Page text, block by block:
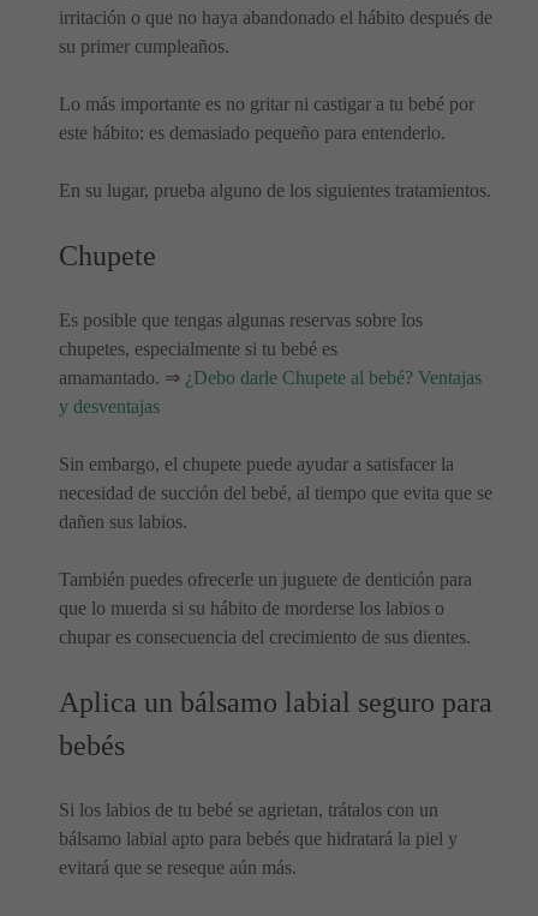
irritación o que no haya abandonado el hábito después de
su primer cumpleaños.
Lo más importante es no gritar ni castigar a tu bebé por
este hábito: es demasiado pequeño para entenderlo.
En su lugar, prueba alguno de los siguientes tratamientos.
Chupete
Es posible que tengas algunas reservas sobre los
chupetes, especialmente si tu bebé es
amamantado. ⇒ ¿Debo darle Chupete al bebé? Ventajas
y desventajas
Sin embargo, el chupete puede ayudar a satisfacer la
necesidad de succión del bebé, al tiempo que evita que se
dañen sus labios.
También puedes ofrecerle un juguete de dentición para
que lo muerda si su hábito de morderse los labios o
chupar es consecuencia del crecimiento de sus dientes.
Aplica un bálsamo labial seguro para
bebés
Si los labios de tu bebé se agrietan, trátalos con un
bálsamo labial apto para bebés que hidratará la piel y
evitará que se reseque aún más.